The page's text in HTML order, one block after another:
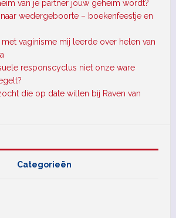
van je partner jouw geheim wordt?
wedergeboorte – boekenfeestje en
vaginisme mij leerde over helen van
responscyclus niet onze ware
die op date willen bij Raven van
Categorieën